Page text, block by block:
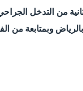
من التدخل
وبمتابعة من